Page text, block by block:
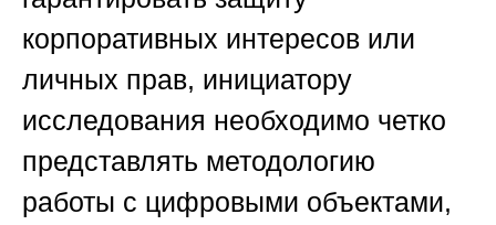
корпоративных интересов или
личных прав, инициатору
исследования необходимо четко
представлять методологию
работы с цифровыми объектами,